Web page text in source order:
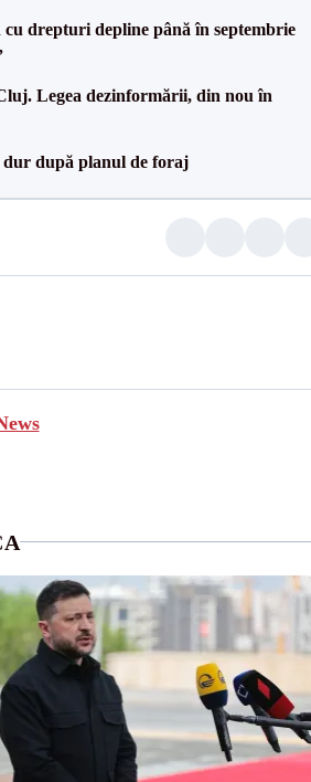
drepturi depline până în septembrie
Legea dezinformării, din nou în
după planul de foraj